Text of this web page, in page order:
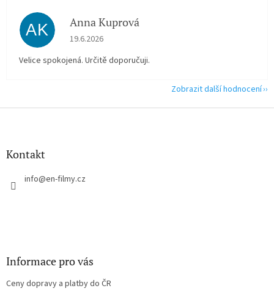
AK Anna Kuprová
Hodnocení obchodu je 5 z 5 hvězdiček.
19.6.2026
Velice spokojená. Určitě doporučuji.
Zobrazit další hodnocení
Z
Kontakt
info@en-filmy.cz
Informace pro vás
Ceny dopravy a platby do ČR